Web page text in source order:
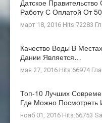
Датское
Работу С Оплатой От
март 18, 2016 Hits:72283
Качество Воды В
Дании Является…
мая 27, 2016 Hits:66974
Топ-10 Лучших
Где Можно
нояб 01, 2016 Hits:66753